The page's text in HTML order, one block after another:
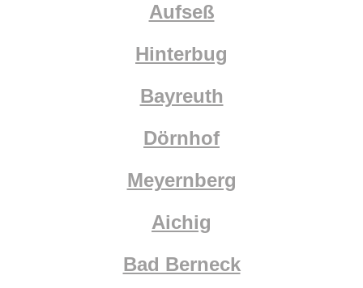
Aufseß
Hinterbug
Bayreuth
Dörnhof
Meyernberg
Aichig
Bad Berneck